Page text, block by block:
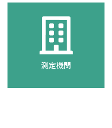
測定機関